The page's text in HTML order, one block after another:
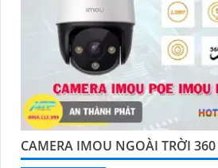
CAMERA IMOU NGOÀI TRỜI 360